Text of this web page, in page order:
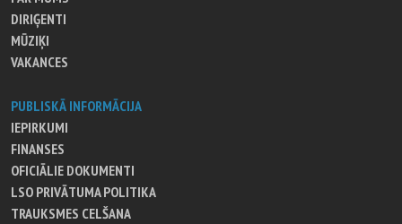
DIRIĢENTI
MŪZIĶI
VAKANCES
PUBLISKĀ INFORMĀCIJA
IEPIRKUMI
FINANSES
OFICIĀLIE DOKUMENTI
LSO PRIVĀTUMA POLITIKA
TRAUKSMES CELŠANA